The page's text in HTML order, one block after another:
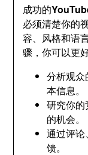
成功的
必须清楚你的
容、风格和语
骤，你可以更
分析观
本信息。
研究你
的机会。
通过评
馈。